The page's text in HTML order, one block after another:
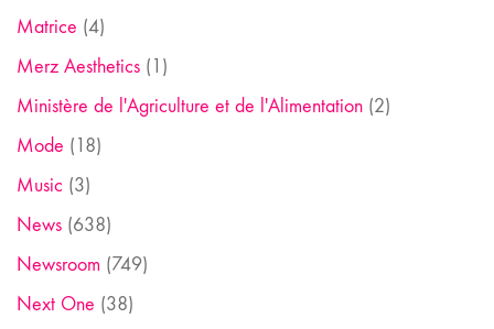
Matrice (4)
Merz Aesthetics (1)
Ministère de l'Agriculture et de l'Alimentation (2)
Mode (18)
Music (3)
News (638)
Newsroom (749)
Next One (38)